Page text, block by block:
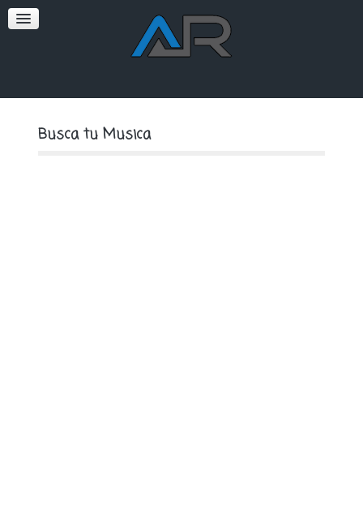
SOFT
Busca tu Musica